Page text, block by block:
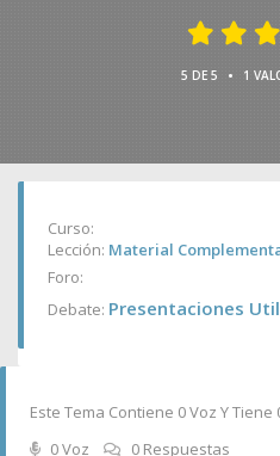
5 DE 5 • 1
Curso:
Lección: Material
Foro:
Debate: Presentaciones
Este Tema Contiene 0 Voz Y Tiene
0 Voz
0 Respuestas